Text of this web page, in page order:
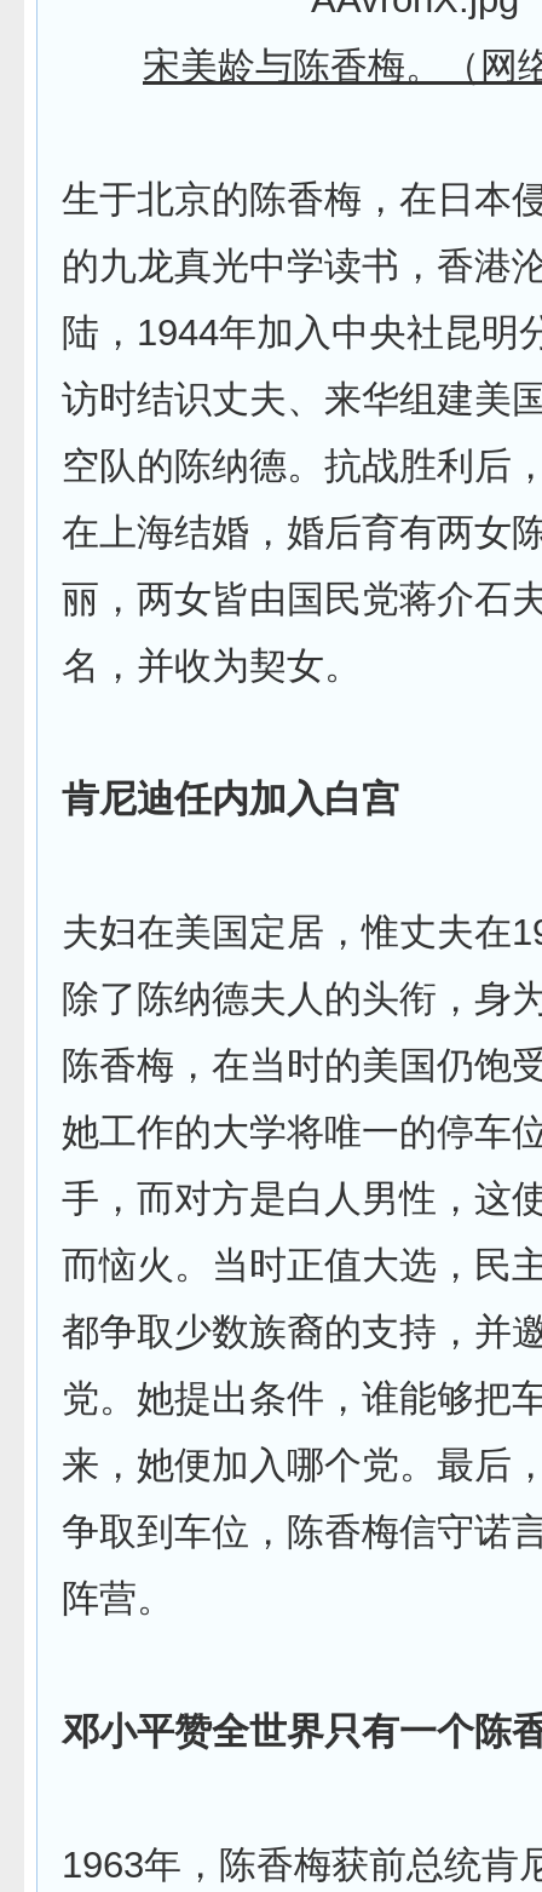
宋美龄与陈香梅。（网
生于北京的陈香梅，在日本
的九龙真光中学读书，香港
陆，1944年加入中央社昆明
访时结识丈夫、来华组建美
空队的陈纳德。抗战胜利后
在上海结婚，婚后育有两女
丽，两女皆由国民党蒋介石
名，并收为契女。
肯尼迪任内加入白宫
夫妇在美国定居，惟丈夫在
除了陈纳德夫人的头衔，身
陈香梅，在当时的美国仍饱
她工作的大学将唯一的停车
手，而对方是白人男性，这
而恼火。当时正值大选，民
都争取少数族裔的支持，并
党。她提出条件，谁能够把
来，她便加入哪个党。最后
争取到车位，陈香梅信守诺
阵营。
邓小平赞全世界只有一个陈
1963年，陈香梅获前总统肯